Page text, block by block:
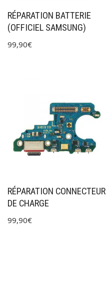
RÉPARATION BATTERIE
(OFFICIEL SAMSUNG)
99,90€
RÉPARATION CONNECTEUR
DE CHARGE
99,90€